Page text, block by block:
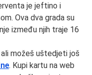
je jeftino i
Ova dva grada su
između njih traje 16
ali možeš uštedjeti još
. Kupi kartu na web